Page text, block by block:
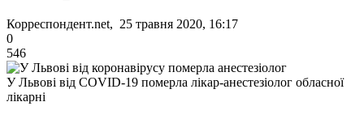
Корреспондент.net, 25 травня 2020, 16:17
0
546
У Львові від COVID-19 померла лікар-анестезіолог обласної
лікарні